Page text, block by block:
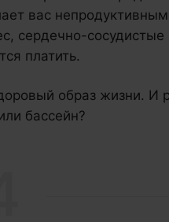
вас
сердечно-сосудистые
платить.
образ жизни. И
бассейн?